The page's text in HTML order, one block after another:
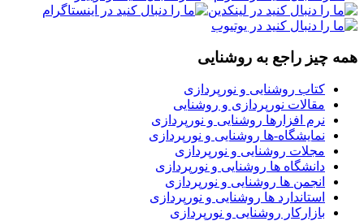
همه چیز راجع به روشنایی
کتاب روشنایی و نورپردازی
مقالات نورپردازی و روشنایی
نرم افزارها روشنایی و نورپردازی
نمایشگاه-ها روشنایی و نورپردازی
مجلات روشنایی و نورپردازی
دانشگاه ها روشنایی و نورپردازی
انجمن ها روشنایی و نورپردازی
استاندارد ها روشنایی و نورپردازی
بازارکار روشنایی و نورپردازی